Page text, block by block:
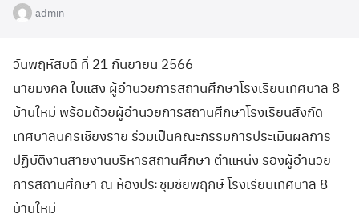
admin
วันพฤหัสบดี ที่ 21 กันยายน 2566
นายมงคล ใบแสง ผู้อำนวยการสถานศึกษาโรงเรียนเทศบาล 8
บ้านใหม่ พร้อมด้วยผู้อำนวยการสถานศึกษาโรงเรียนสังกัด
เทศบาลนครเชียงราย ร่วมเป็นคณะกรรมการประเมินผลการ
ปฏิบัติงานสายงานบริหารสถานศึกษา ตำแหน่ง รองผู้อำนวย
การสถานศึกษา ณ ห้องประชุมชัยพฤกษ์ โรงเรียนเทศบาล 8
บ้านใหม่